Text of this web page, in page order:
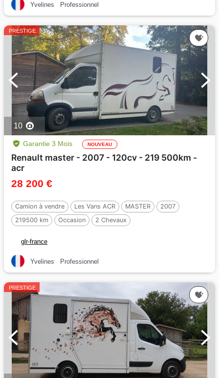
Yvelines Professionnel
PRESTIGE
10
Garantie 3 Mois NOUVEAU
Renault master - 2007 - 120cv - 219 500km -
acr
28 200 €
Camion à vendre Les Vans ACR MASTER
2007
219500 km
Occasion 2 Chevaux
glr-france
Yvelines Professionnel
PRESTIGE